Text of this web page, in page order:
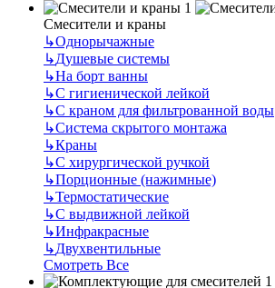
Смесители и краны
↳Однорычажные
↳Душевые системы
↳На борт ванны
↳С гигиенической лейкой
↳С краном для фильтрованной воды
↳Система скрытого монтажа
↳Краны
↳С хирургической ручкой
↳Порционные (нажимные)
↳Термостатические
↳С выдвижной лейкой
↳Инфракрасные
↳Двухвентильные
Смотреть Все